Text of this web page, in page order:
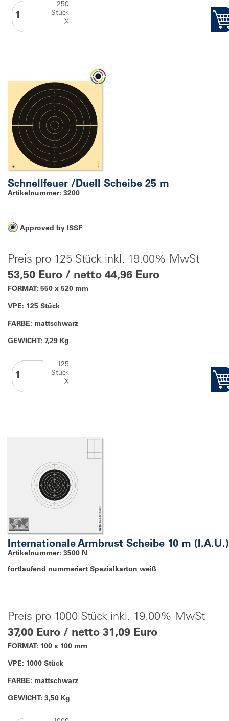
250
Stück
X
Schnellfeuer /Duell Scheibe 25 m
Artikelnummer: 3200
Approved by ISSF
Preis pro 125 Stück inkl. 19.00% MwSt
53,50 Euro / netto 44,96 Euro
FORMAT: 550 x 520 mm
VPE: 125 Stück
FARBE: mattschwarz
GEWICHT: 7,29 Kg
125
Stück
X
Internationale Armbrust Scheibe 10 m (I.A.U.)
Artikelnummer: 3500 N
fortlaufend nummeriert Spezialkarton weiß
Preis pro 1000 Stück inkl. 19.00% MwSt
37,00 Euro / netto 31,09 Euro
FORMAT: 100 x 100 mm
VPE: 1000 Stück
FARBE: mattschwarz
GEWICHT: 3,50 Kg